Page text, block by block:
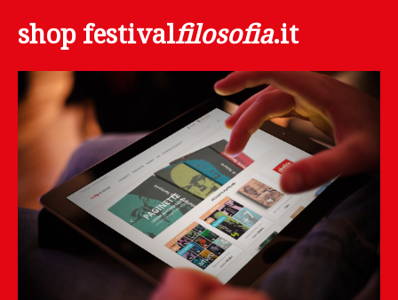
shop festivalfilosofia.it